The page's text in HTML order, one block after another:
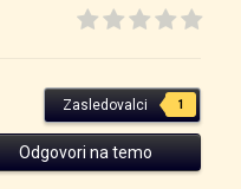
Zasledovalci 1
Odgovori na temo